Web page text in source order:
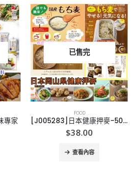
專家
已售完
FOOD
[J005283]日本健康押麥-500G
$38.00
查看內容